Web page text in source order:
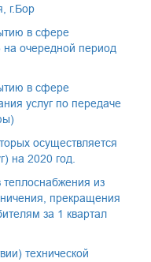
г.Бор
в сфере
очередной период
в сфере
услуг по передаче
осуществляется
на 2020 год.
из
прекращения
за 1 квартал
технической